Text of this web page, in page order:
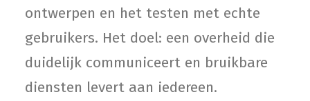
ontwerpen en het testen met echte
gebruikers. Het doel: een overheid die
duidelijk communiceert en bruikbare
diensten levert aan iedereen.